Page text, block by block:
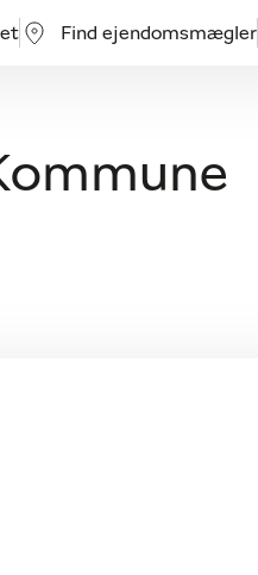
Find ejendomsmægler